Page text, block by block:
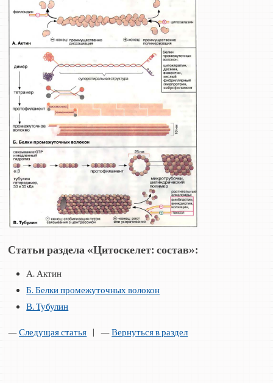
Статьи раздела «Цитоскелет: состав»:
А. Актин
Б. Белки промежуточных волокон
В. Тубулин
—Следущая статья | —Вернуться в раздел